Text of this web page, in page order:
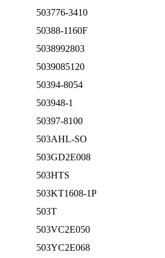
503776-3410
50388-1160F
5038992803
5039085120
50394-8054
503948-1
50397-8100
503AHL-SO
503GD2E008
503HTS
503KT1608-1P
503T
503VC2E050
503YC2E068